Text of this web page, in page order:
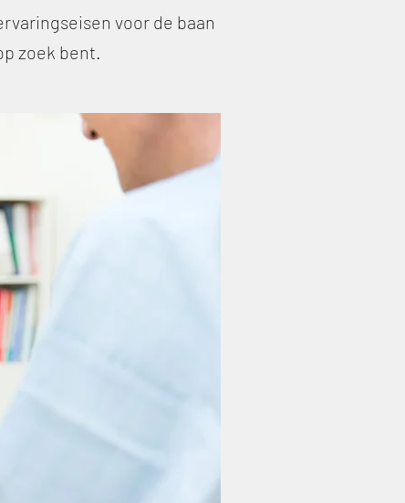
voor de baan
zoek bent.